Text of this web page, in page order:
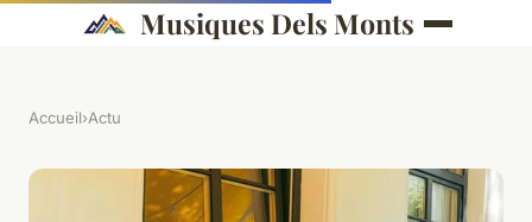
Musiques Dels Monts
Accueil›Actu